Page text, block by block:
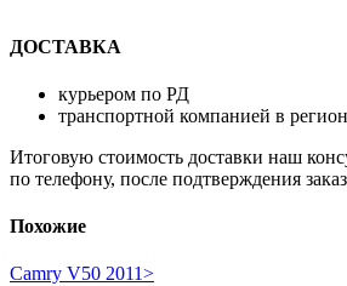
ДОСТАВКА
курьером по РД
транспортной компанией в
Итоговую стоимость доставки наш
по телефону, после подтверждения
Похожие
Camry V50 2011>